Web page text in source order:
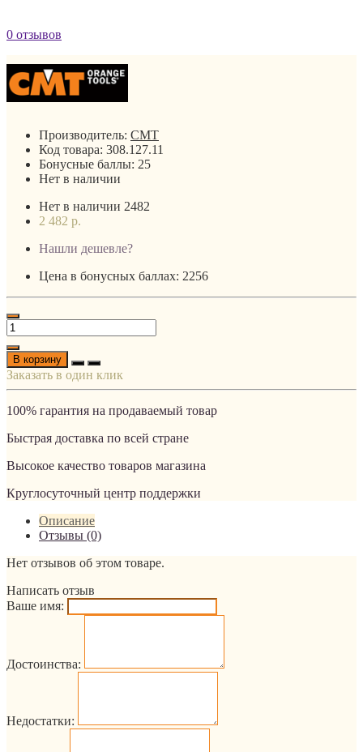
0 отзывов
Производитель: CMT
Код товара: 308.127.11
Бонусные баллы: 25
Нет в наличии
Нет в наличии 2482
2 482 р.
Нашли дешевле?
Цена в бонусных баллах: 2256
В корзину
Заказать в один клик
100% гарантия на продаваемый товар
Быстрая доставка по всей стране
Высокое качество товаров магазина
Круглосуточный центр поддержки
Описание
Отзывы (0)
Нет отзывов об этом товаре.
Написать отзыв
Ваше имя:
Достоинства:
Недостатки: